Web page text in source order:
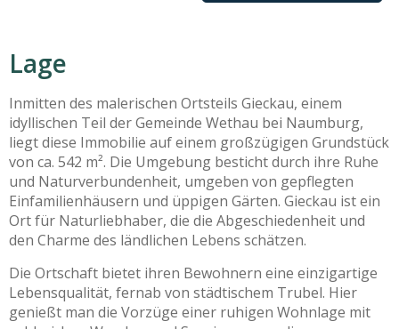
Lage
Inmitten des malerischen Ortsteils Gieckau, einem
idyllischen Teil der Gemeinde Wethau bei Naumburg,
liegt diese Immobilie auf einem großzügigen Grundstück
von ca. 542 m². Die Umgebung besticht durch ihre Ruhe
und Naturverbundenheit, umgeben von gepflegten
Einfamilienhäusern und üppigen Gärten. Gieckau ist ein
Ort für Naturliebhaber, die die Abgeschiedenheit und
den Charme des ländlichen Lebens schätzen.
Die Ortschaft bietet ihren Bewohnern eine einzigartige
Lebensqualität, fernab von städtischem Trubel. Hier
genießt man die Vorzüge einer ruhigen Wohnlage mit